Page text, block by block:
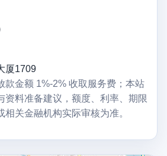
厦1709
款金额 1%-2% 收取服务费；本站
资料准备建议，额度、利率、期限
关金融机构实际审核为准。